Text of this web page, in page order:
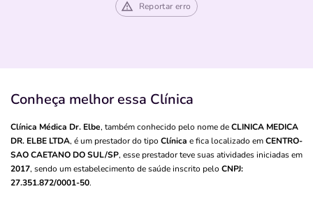
Reportar erro
Conheça melhor essa Clínica
Clínica Médica Dr. Elbe, também conhecido pelo nome deCLINICA MEDICA
DR. ELBE LTDA, é um prestador do tipo Clínica e fica localizado emCENTRO-
SAO CAETANO DO SUL/SP, esse prestador teve suas atividades iniciadas em
2017, sendo um estabelecimento de saúde inscrito pelo CNPJ:
27.351.872/0001-50.